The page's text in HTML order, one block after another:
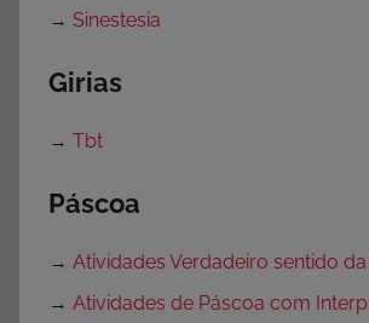
→ Sinestesia
Girias
→ Tbt
Páscoa
→ Atividades Verdadeiro sentido
→ Atividades de Páscoa com